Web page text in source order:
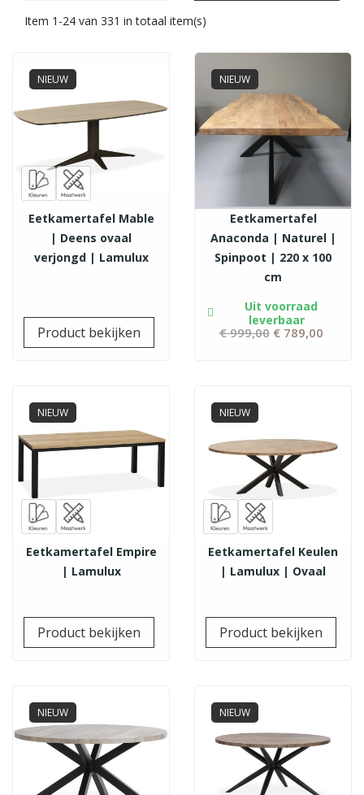
Item 1-24 van 331 in totaal item(s)
NIEUW
Eetkamertafel Mable
| Deens ovaal
verjongd | Lamulux
Product bekijken
NIEUW
Eetkamertafel
Anaconda | Naturel |
Spinpoot | 220 x 100
cm
Uit voorraad
leverbaar
Normale
€ 999,00 € 789,00
NIEUW
Eetkamertafel Empire
| Lamulux
Product bekijken
NIEUW
Eetkamertafel Keulen
| Lamulux | Ovaal
Product bekijken
NIEUW NIEUW